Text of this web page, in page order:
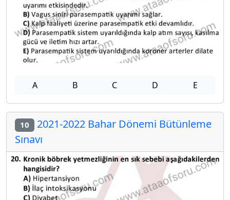
A B C D E
10 2021-2022 Bahar Dönemi Bütünleme
Sınavı